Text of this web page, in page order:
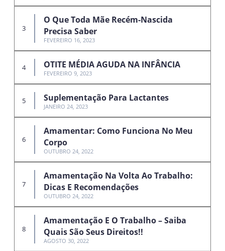
O Que Toda Mãe Recém-Nascida
Precisa Saber
FEVEREIRO 16, 2023
OTITE MÉDIA AGUDA NA INFÂNCIA
FEVEREIRO 9, 2023
Suplementação Para Lactantes
JANEIRO 24, 2023
Amamentar: Como Funciona No Meu
Corpo
OUTUBRO 24, 2022
Amamentação Na Volta Ao Trabalho:
Dicas E Recomendações
OUTUBRO 24, 2022
Amamentação E O Trabalho – Saiba
Quais São Seus Direitos!!
AGOSTO 30, 2022